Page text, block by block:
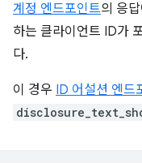
계정 엔드포인트의 응답
하는 클라이언트 ID가
다.
이 경우 ID 어설션 엔드